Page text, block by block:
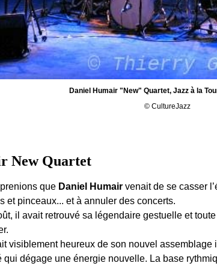
Daniel Humair "New" Quartet, Jazz à la
© CultureJazz
New Quartet
que Daniel Humair venait de se casser
et pinceaux... et à annuler des concerts.
il avait retrouvé sa légendaire gestuelle et
visiblement heureux de son nouvel
qui dégage une énergie nouvelle. La base